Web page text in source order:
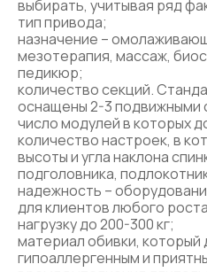
выбирать, учитывая ряд
тип привода;
назначение –
мезотерапия, массаж,
педикюр;
количество секций.
оснащены 2-3 подвижными
число модулей в которых
количество настроек, в
высоты и угла наклона
подголовника,
надежность –
для клиентов любого
нагрузку до 200-300 кг;
материал обивки, который
гипоаллергенным и